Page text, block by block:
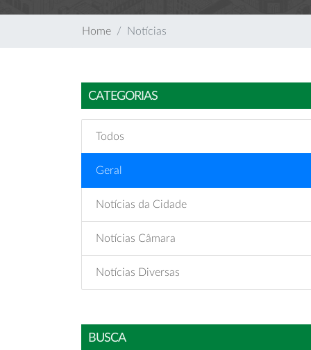
Home Notícias
CATEGORIAS
Todos
Geral
Notícias da Cidade
Notícias Câmara
Notícias Diversas
BUSCA